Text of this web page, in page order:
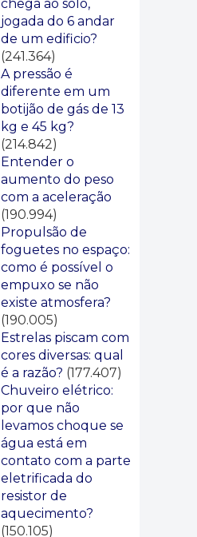
chega ao solo,
jogada do 6 andar
de um edificio?
(241.364)
A pressão é
diferente em um
botijão de gás de 13
kg e 45 kg?
(214.842)
Entender o
aumento do peso
com a aceleração
(190.994)
Propulsão de
foguetes no espaço:
como é possível o
empuxo se não
existe atmosfera?
(190.005)
Estrelas piscam com
cores diversas: qual
é a razão? (177.407)
Chuveiro elétrico:
por que não
levamos choque se
água está em
contato com a parte
eletrificada do
resistor de
aquecimento?
(150.105)